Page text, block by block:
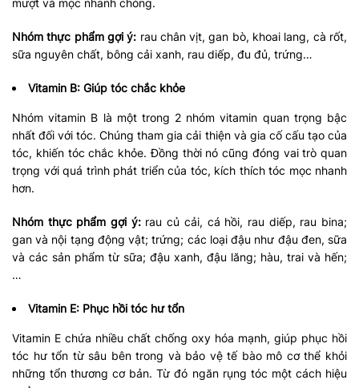
mượt và mọc nhanh chóng.
Nhóm thực phẩm gợi ý: rau chân vịt, gan bò, khoai lang, cà rốt,
sữa nguyên chất, bông cải xanh, rau diếp, đu đủ, trứng…
Vitamin B: Giúp tóc chắc khỏe
Nhóm vitamin B là một trong 2 nhóm vitamin quan trọng bậc
nhất đối với tóc. Chúng tham gia cải thiện và gia cố cấu tạo của
tóc, khiến tóc chắc khỏe. Đồng thời nó cũng đóng vai trò quan
trọng với quá trình phát triển của tóc, kích thích tóc mọc nhanh
hơn.
Nhóm thực phẩm gợi ý: rau củ cải, cá hồi, rau diếp, rau bina;
gan và nội tạng động vật; trứng; các loại đậu như đậu đen, sữa
và các sản phẩm từ sữa; đậu xanh, đậu lăng; hàu, trai và hến;
…
Vitamin E: Phục hồi tóc hư tổn
Vitamin E chứa nhiều chất chống oxy hóa mạnh, giúp phục hồi
tóc hư tổn từ sâu bên trong và bảo vệ tế bào mô cơ thể khỏi
những tổn thương cơ bản. Từ đó ngăn rụng tóc một cách hiệu